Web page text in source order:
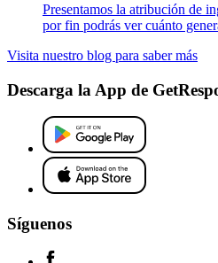
Presentamos la atribución de
por fin podrás ver cuánto
Visita nuestro blog para saber más
Descarga la App de
Síguenos